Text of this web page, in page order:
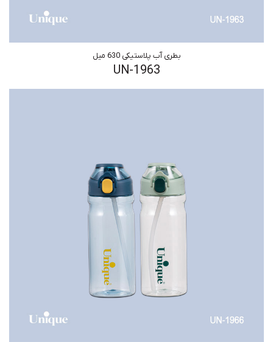
بطری آب پلاستیکی 630 میل
UN-1963